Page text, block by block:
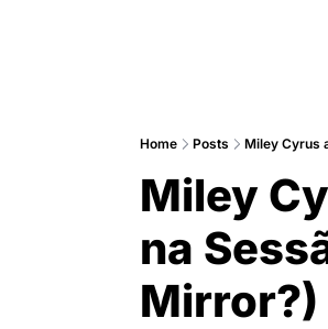
Home Posts Miley Cyrus
Miley
na
Mirror?)